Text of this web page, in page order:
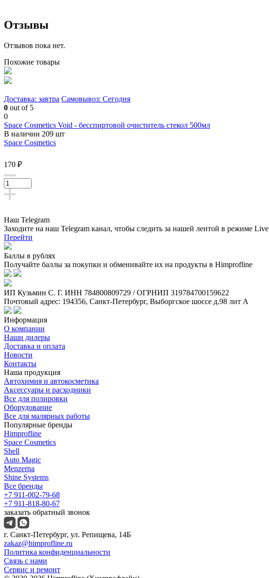
Отзывы
Отзывов пока нет.
Похожие товары
Доставка: завтра Самовывоз: Сегодня
0 out of 5
0
Space Cosmetics Void - бесспиртовой очиститель стекол 500мл
В наличии 209 шт
Space Cosmetics
170 ₽
Наш Telegram
Заходите на наш Telegram канал, чтобы следить за нашей лентой в режиме Live
Перейти
Баллы в рублях
Получайте баллы за покупки и обменивайте их на продукты в Himprofline
ИП Кузьмин C. Г. ИНН 784800809729 / ОГРНИП 319784700159622
Почтовый адрес: 194356, Санкт-Петербург, Выборгское шоссе д.98 лит А
Информация
О компании
Наши дилеры
Доставка и оплата
Новости
Контакты
Наша продукция
Автохимия и автокосметика
Аксессуары и расходники
Все для полировки
Оборудование
Все для малярных работы
Популярные бренды
Himprofline
Space Cosmetics
Shell
Auto Magic
Menzerna
Shine Systems
Все бренды
+7 911-002-79-68
+7 911-818-80-67
заказать обратный звонок
г. Санкт-Петербург, ул. Репищева, 14Б
zakaz@himprofline.ru
Политика конфиденциальности
Связь с нами
Сервис и ремонт